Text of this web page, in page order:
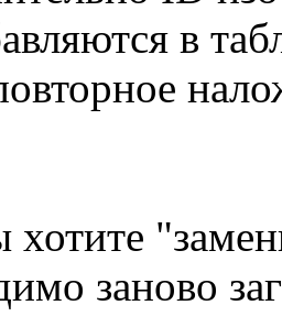
в
хотите
заново